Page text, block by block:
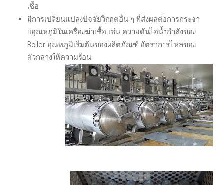
เชื้อ
มีการเปลี่ยนแปลงปัจจัยวิกฤตอื่น ๆ ที่ส่งผลต่อการกระจา
ยอุณหภูมิในเครื่องฆ่าเชื้อ เช่น ความดันไอน้ำกำลังของ
Boiler อุณหภูมิเริ่มต้นของผลิตภัณฑ์ อัตราการไหลของ
ตัวกลางให้ความร้อน